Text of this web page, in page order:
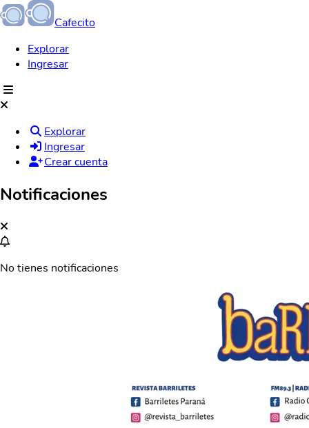
Cafecito
Explorar
Ingresar
Explorar
Ingresar
Crear cuenta
Notificaciones
No tienes notificaciones